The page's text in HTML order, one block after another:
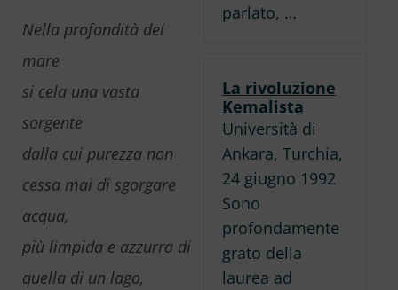
Nella profondità del
mare
si cela una vasta
sorgente
dalla cui purezza non
cessa mai di sgorgare
acqua,
più limpida e azzurra di
quella di un lago,
parlato, …
La rivoluzione
Kemalista
Università di
Ankara, Turchia,
24 giugno 1992
Sono
profondamente
grato della
laurea ad